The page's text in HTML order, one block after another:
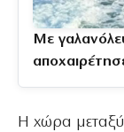
Με
Η χώρα μεταξύ